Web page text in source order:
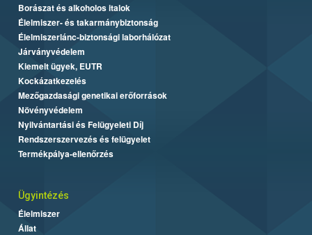
Borászat és alkoholos italok
Élelmiszer- és takarmánybiztonság
Élelmiszerlánc-biztonsági laborhálózat
Járványvédelem
Kiemelt ügyek, EUTR
Kockázatkezelés
Mezőgazdasági genetikai erőforrások
Növényvédelem
Nyilvántartási és Felügyeleti Díj
Rendszerszervezés és felügyelet
Termékpálya-ellenőrzés
Ügyintézés
Élelmiszer
Állat